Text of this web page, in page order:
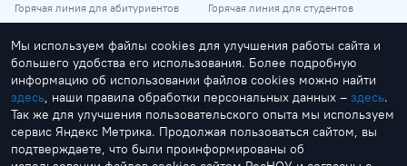
Горячая линия для абитуриентов Горячая линия для студентов
vopros@rosnou.ru
Горячая линия для абитуриентов
Москва, улица Радио, 22
Главный корпус
Мы используем файлы cookies для улучшения работы сайта и
большего удобства его использования. Более подробную
информацию об использовании файлов cookies можно найти
здесь, наши правила обработки персональных данных – здесь.
Так же для улучшения пользовательского опыта мы используем
сервис Яндекс Метрика. Продолжая пользоваться сайтом, вы
подтверждаете, что были проинформированы об